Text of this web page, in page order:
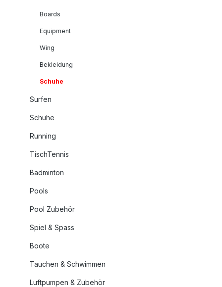
Boards
Equipment
Wing
Bekleidung
Schuhe
Surfen
Schuhe
Running
TischTennis
Badminton
Pools
Pool Zubehör
Spiel & Spass
Boote
Tauchen & Schwimmen
Luftpumpen & Zubehör